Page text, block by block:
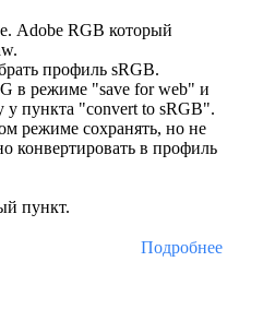
Adobe RGB который
профиль sRGB.
в режиме "save for web" и
у пункта "convert to sRGB".
режиме сохранять, но не
конвертировать в профиль
пункт.
Подробнее